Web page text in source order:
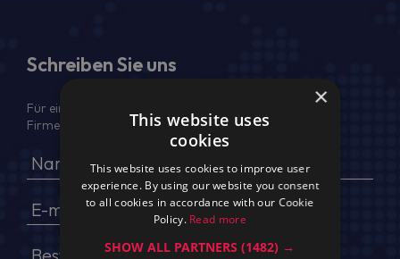
Schreiben Sie uns
Für ein Angebot geben Sie bitte Ihren voller Namen,
Firmendaten, USt.-IdNr. und Lieferadresse an
×
This website uses
cookies
This website uses cookies to improve user
experience. By using our website you consent
to all cookies in accordance with our Cookie
Policy. Read more
SHOW ALL PARTNERS(1482) →